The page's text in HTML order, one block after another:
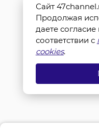
Сайт
Продолжая
даете
соответствии с
cookies.